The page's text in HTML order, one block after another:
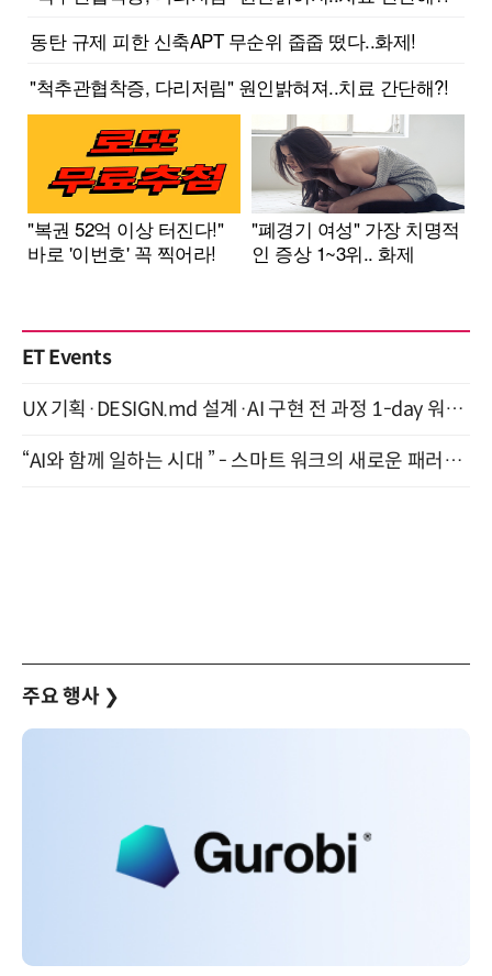
ET Events
UX 기획·DESIGN.md 설계·AI 구현 전 과정 1-day 워크숍 with Claude Code·Codex 9월 15일 개최
“AI와 함께 일하는 시대 ” - 스마트 워크의 새로운 패러다임 (9/11)
주요 행사 ❯